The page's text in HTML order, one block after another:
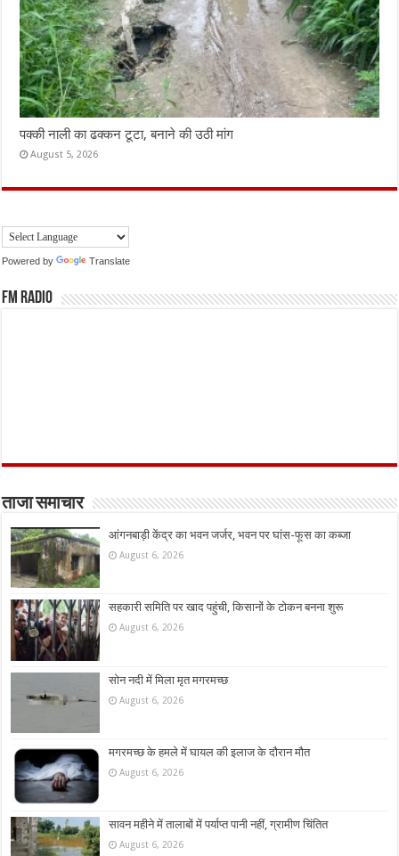
पक्की नाली का ढक्कन टूटा, बनाने की उठी मांग
August 5, 2026
Powered by Translate
FM Radio
ताजा समाचार
आंगनबाड़ी केंद्र का भवन जर्जर, भवन पर घांस-फूस का कब्जा
August 6, 2026
सहकारी समिति पर खाद पहुंची, किसानों के टोकन बनना शुरू
August 6, 2026
सोन नदी में मिला मृत मगरमच्छ
August 6, 2026
मगरमच्छ के हमले में घायल की इलाज के दौरान मौत
August 6, 2026
सावन महीने में तालाबों में पर्याप्त पानी नहीं, ग्रामीण चिंतित
August 6, 2026